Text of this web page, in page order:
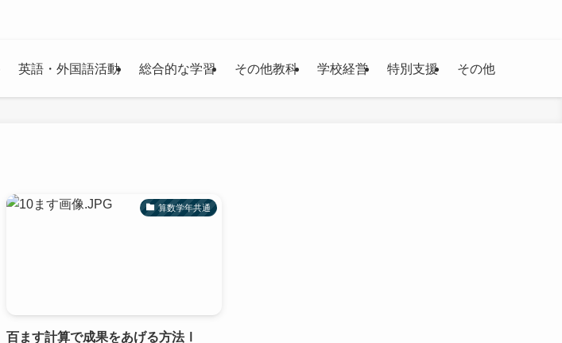
英語・外国語活動 総合的な学習 その他教科 学校経営 特別支援 その他
算数学年共通
百ます計算で成果をあげる方法Ⅰ